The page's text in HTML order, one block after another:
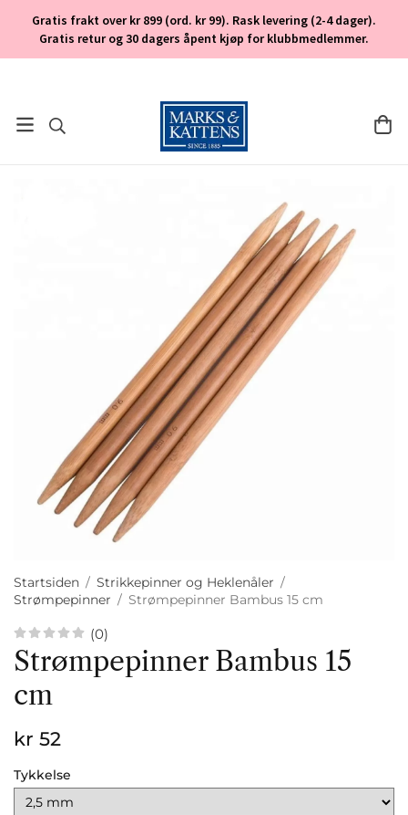
Gratis frakt over kr 899 (ord. kr 99). Rask levering (2-4 dager).
Gratis retur og 30 dagers åpent kjøp for klubbmedlemmer.
Startsiden / Strikkepinner og Heklenåler /
Strømpepinner / Strømpepinner Bambus 15 cm
(0)
Strømpepinner Bambus 15
cm
kr 52
Tykkelse